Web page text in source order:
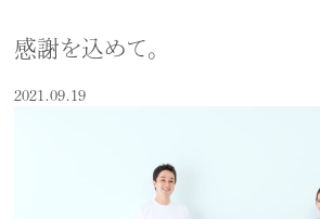
感謝を込めて。
2021.09.19